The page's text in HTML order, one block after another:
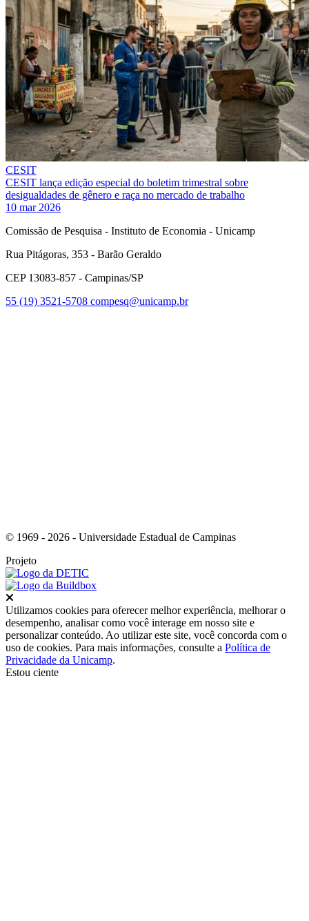
CESIT
CESIT lança edição especial do boletim trimestral sobre
desigualdades de gênero e raça no mercado de trabalho
10 mar 2026
Comissão de Pesquisa - Instituto de Economia - Unicamp
Rua Pitágoras, 353 - Barão Geraldo
CEP 13083-857 - Campinas/SP
55 (19) 3521-5708 compesq@unicamp.br
© 1969 - 2026 - Universidade Estadual de Campinas
Projeto
Utilizamos cookies para oferecer melhor experiência, melhorar o
desempenho, analisar como você interage em nosso site e
personalizar conteúdo. Ao utilizar este site, você concorda com o
uso de cookies. Para mais informações, consulte a Política de
Privacidade da Unicamp.
Estou ciente